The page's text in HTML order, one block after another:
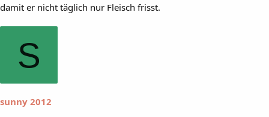
damit er nicht täglich nur Fleisch frisst.
S
sunny 2012